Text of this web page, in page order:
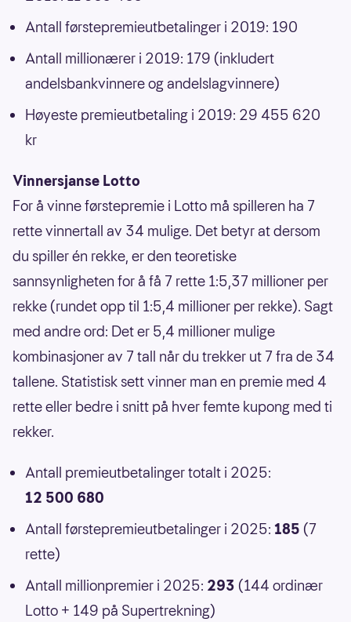
Antall førstepremieutbetalinger i 2019: 190
Antall millionærer i 2019: 179 (inkludert
andelsbankvinnere og andelslagvinnere)
Høyeste premieutbetaling i 2019: 29 455 620
kr
Vinnersjanse Lotto
For å vinne førstepremie i Lotto må spilleren ha 7
rette vinnertall av 34 mulige. Det betyr at dersom
du spiller én rekke, er den teoretiske
sannsynligheten for å få 7 rette 1:5,37 millioner per
rekke (rundet opp til 1:5,4 millioner per rekke). Sagt
med andre ord: Det er 5,4 millioner mulige
kombinasjoner av 7 tall når du trekker ut 7 fra de 34
tallene. Statistisk sett vinner man en premie med 4
rette eller bedre i snitt på hver femte kupong med ti
rekker.
Antall premieutbetalinger totalt i 2025:
12 500 680
Antall førstepremieutbetalinger i 2025: 185 (7
rette)
Antall millionpremier i 2025: 293 (144 ordinær
Lotto + 149 på Supertrekning)